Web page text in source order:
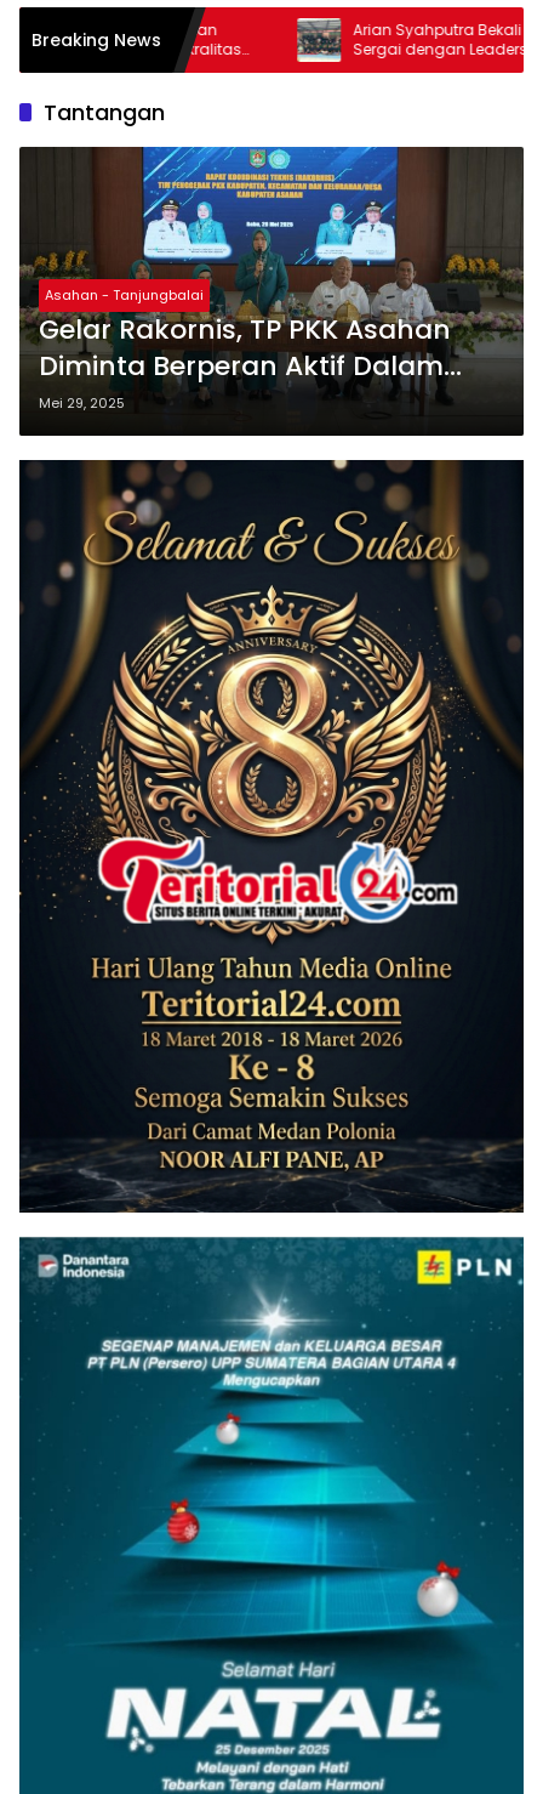
Breaking News
Nasional
Arian Syahputra Bekali Mahasiswa IKMAS
Sergai dengan Leadership dan
Beasiswa
Tantangan
Asahan - Tanjungbalai
Gelar Rakornis, TP PKK Asahan
Diminta Berperan Aktif Dalam
Penyelesaian Masalah dan
Tantangan
Mei 29, 2025